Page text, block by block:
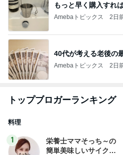
もっと早く購入すれ
Amebaトピックス 2日
40代が考える老後の
Amebaトピックス 2日
トップブロガーランキング
料理
1
栄養士ママそっち～の
簡単美味しいサイクル